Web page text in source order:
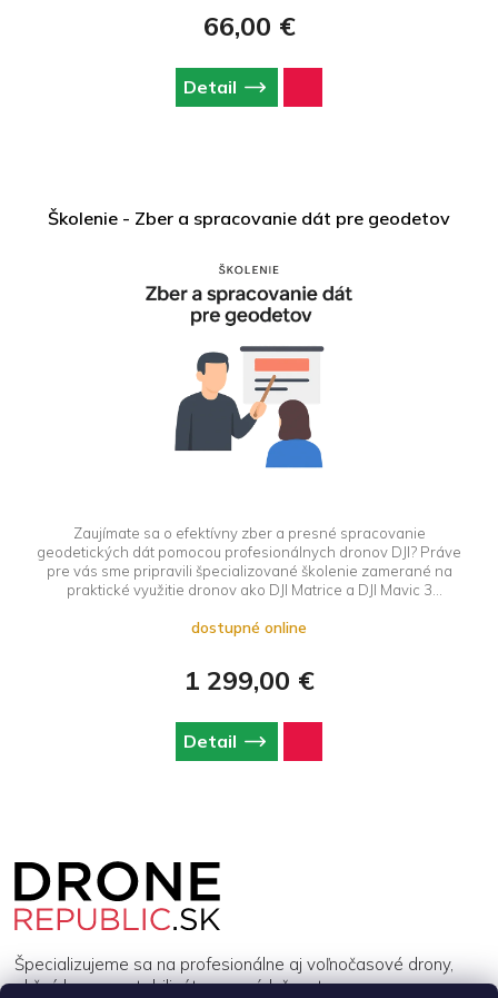
66,00 €
Detail
Školenie - Zber a spracovanie dát pre geodetov
Zaujímate sa o efektívny zber a presné spracovanie
geodetických dát pomocou profesionálnych dronov DJI? Práve
pre vás sme pripravili špecializované školenie zamerané na
praktické využitie dronov ako DJI Matrice a DJI Mavic 3
orientačná, presnejšiu cenu poskytneme na vyžiadanie po
dostupné online
1 299,00 €
Detail
e
Špecializujeme sa na profesionálne aj voľnočasové drony,
akčné kamery, stabilizátory a príslušenstvo.